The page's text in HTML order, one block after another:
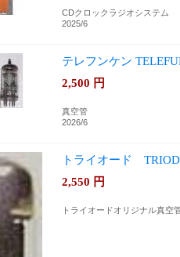
CDクロックラジオシステム
2025/6
テレフンケン
2,500 円
真空管
2026/6
トライオード
2,550 円
トライオードオリジナル真空